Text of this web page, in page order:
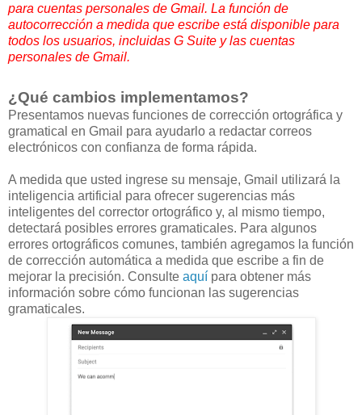
para cuentas personales de Gmail. La función de
autocorrección a medida que escribe está disponible para
todos los usuarios, incluidas G Suite y las cuentas
personales de Gmail.
¿Qué cambios implementamos?
Presentamos nuevas funciones de corrección ortográfica y
gramatical en Gmail para ayudarlo a redactar correos
electrónicos con confianza de forma rápida.
A medida que usted ingrese su mensaje, Gmail utilizará la
inteligencia artificial para ofrecer sugerencias más
inteligentes del corrector ortográfico y, al mismo tiempo,
detectará posibles errores gramaticales. Para algunos
errores ortográficos comunes, también agregamos la función
de corrección automática a medida que escribe a fin de
mejorar la precisión. Consulte aquí para obtener más
información sobre cómo funcionan las sugerencias
gramaticales.